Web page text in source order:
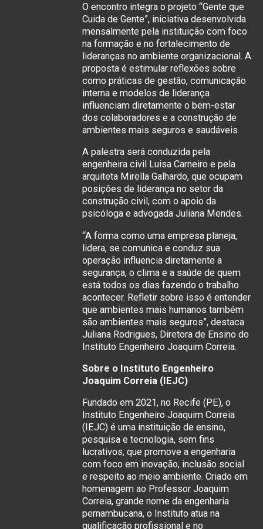
O encontro integra o projeto “Gente que
Cuida de Gente”, iniciativa desenvolvida
mensalmente pela instituição com foco
na formação e no fortalecimento de
lideranças no ambiente organizacional. A
proposta é estimular reflexões sobre
como práticas de gestão, comunicação
interna e modelos de liderança
influenciam diretamente o bem-estar
dos colaboradores e a construção de
ambientes mais seguros e saudáveis.
A palestra será conduzida pela
engenheira civil Luisa Carneiro e pela
arquiteta Mirella Galhardo, que ocupam
posições de liderança no setor da
construção civil, com o apoio da
psicóloga e advogada Juliana Mendes.
“A forma como uma empresa planeja,
lidera, se comunica e conduz sua
operação influencia diretamente a
segurança, o clima e a saúde de quem
está todos os dias fazendo o trabalho
acontecer. Refletir sobre isso é entender
que ambientes mais humanos também
são ambientes mais seguros”, destaca
Juliana Rodrigues, Diretora de Ensino do
Instituto Engenheiro Joaquim Correia.
Sobre o Instituto Engenheiro
Joaquim Correia (IEJC)
Fundado em 2021, no Recife (PE), o
Instituto Engenheiro Joaquim Correia
(IEJC) é uma instituição de ensino,
pesquisa e tecnologia, sem fins
lucrativos, que promove a engenharia
com foco em inovação, inclusão social
e respeito ao meio ambiente. Criado em
homenagem ao Professor Joaquim
Correia, grande nome da engenharia
pernambucana, o Instituto atua na
qualificação profissional e no